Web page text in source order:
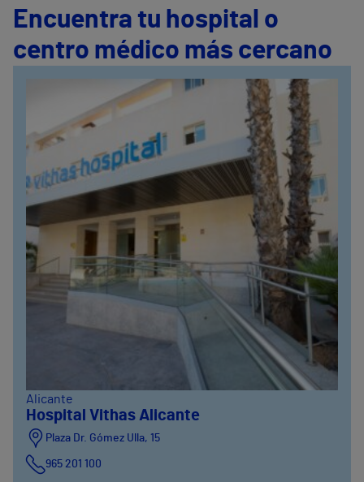
Encuentra tu hospital o
centro médico más cercano
Alicante
Hospital Vithas Alicante
Plaza Dr. Gómez Ulla, 15
965 201 100